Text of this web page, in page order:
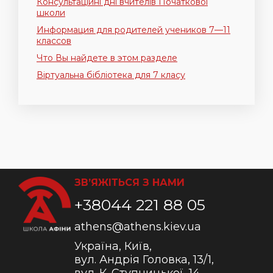
школи
Информация для родителей учеников 7—11
классов
Что Вы найдете в этом разделе
Віртуальна бібліотека для 7 класу
ЗВ’ЯЖІТЬСЯ З НАМИ
+38044 221 88 05
athens@athens.kiev.ua
Україна, Київ,
вул. Андрія Головка, 13/1,